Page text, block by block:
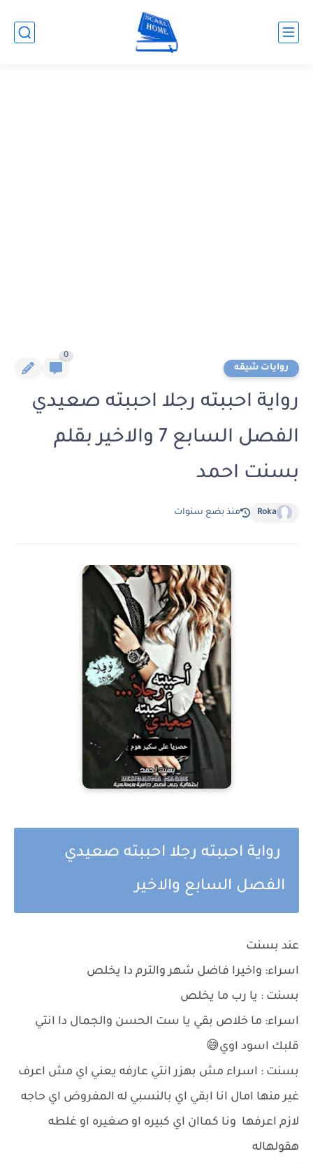
روايات شيقه
0
رواية احببته رجلا احببته صعيدي
الفصل السابع 7 والاخير بقلم
بسنت احمد
Roka منذ بضع سنوات
رواية احببته رجلا احببته صعيدي
الفصل السابع والاخير
عند بسنت
اسراء: واخيرا فاضل شهر والترم دا يخلص
بسنت : يا رب ما يخلص
اسراء: ما خلاص بقي يا ست الحسن والجمال دا انتي
قلبك اسود اوي😅
بسنت : اسراء مش بهزر انتي عارفه يعني اي مش اعرف
غير منها امال انا ابقي اي بالنسبي له المفروض اي حاجه
لازم اعرفها ونا كماان اي كبيره او صغيره او غلطه
هقولهاله